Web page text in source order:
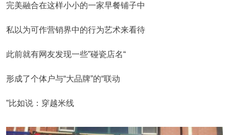
完美融合在这样小小的一家早餐铺子中
私以为可作营销界中的行为艺术来看待
此前就有网友发现一些”碰瓷店名“
形成了个体户与“大品牌”的“联动
”比如说：穿越米线